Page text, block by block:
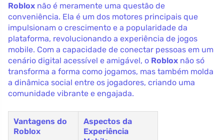
Roblox não é meramente uma questão de
conveniência. Ela é um dos motores principais que
impulsionam o crescimento e a popularidade da
plataforma, revolucionando a experiência de jogos
mobile. Com a capacidade de conectar pessoas em um
cenário digital acessível e amigável, o Roblox não só
transforma a forma como jogamos, mas também molda
a dinâmica social entre os jogadores, criando uma
comunidade vibrante e engajada.
Vantagens do
Roblox
Aspectos da
Experiência